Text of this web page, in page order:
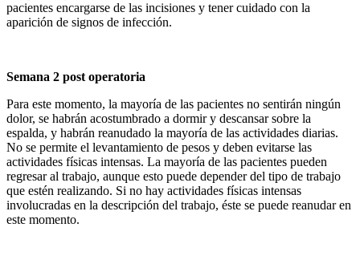
pacientes encargarse de las incisiones y tener cuidado con la
aparición de signos de infección.
Semana 2 post operatoria
Para este momento, la mayoría de las pacientes no sentirán ningún
dolor, se habrán acostumbrado a dormir y descansar sobre la
espalda, y habrán reanudado la mayoría de las actividades diarias.
No se permite el levantamiento de pesos y deben evitarse las
actividades físicas intensas. La mayoría de las pacientes pueden
regresar al trabajo, aunque esto puede depender del tipo de trabajo
que estén realizando. Si no hay actividades físicas intensas
involucradas en la descripción del trabajo, éste se puede reanudar en
este momento.